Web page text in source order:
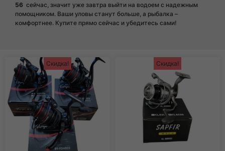
56 сейчас, значит уже завтра выйти на водоем с надежным
помощником. Ваши уловы станут больше, а рыбалка –
комфортнее. Купите прямо сейчас и убедитесь сами!
Скидка! Скидка!